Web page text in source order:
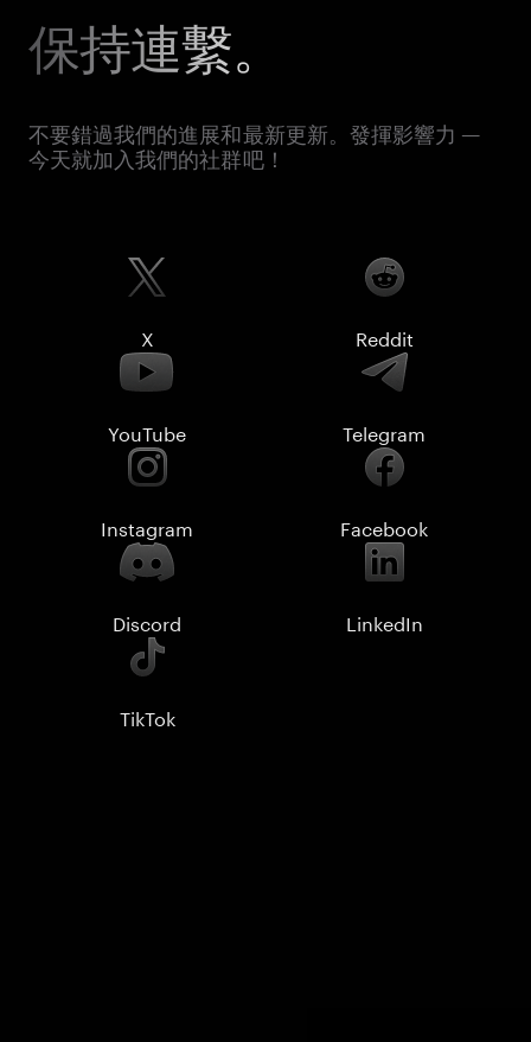
保持連繫。
不要錯過我們的進展和最新更新。發揮影響力 —
今天就加入我們的社群吧！
X Reddit
YouTube Telegram
Instagram Facebook
Discord LinkedIn
TikTok